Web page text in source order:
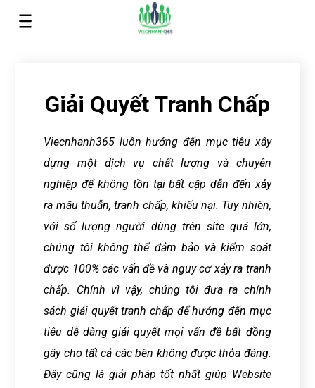
Trang chủ Giải quyết tranh chấp
Giải Quyết Tranh Chấp
Viecnhanh365 luôn hướng đến mục tiêu xây
dựng một dịch vụ chất lượng và chuyên
nghiệp để không tồn tại bất cập dẫn đến xảy
ra mâu thuẫn, tranh chấp, khiếu nại. Tuy nhiên,
với số lượng người dùng trên site quá lớn,
chúng tôi không thể đảm bảo và kiểm soát
được 100% các vấn đề và nguy cơ xảy ra tranh
chấp. Chính vì vậy, chúng tôi đưa ra chính
sách giải quyết tranh chấp để hướng đến mục
tiêu dễ dàng giải quyết mọi vấn đề bất đồng
gây cho tất cả các bên không được thỏa đáng.
Đây cũng là giải pháp tốt nhất giúp Website